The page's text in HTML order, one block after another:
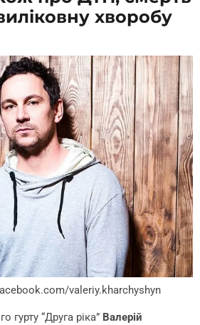
хворобу
valeriy.kharchyshyn
гурту “Друга ріка” Валерій